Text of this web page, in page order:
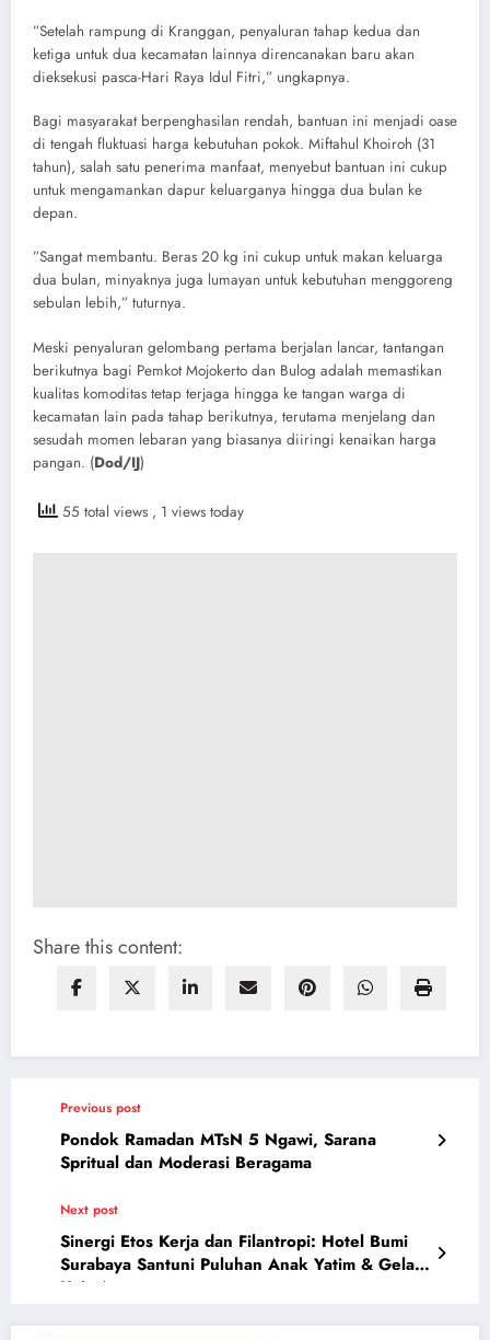
​”Setelah rampung di Kranggan, penyaluran tahap kedua dan
ketiga untuk dua kecamatan lainnya direncanakan baru akan
dieksekusi pasca-Hari Raya Idul Fitri,” ungkapnya.
​Bagi masyarakat berpenghasilan rendah, bantuan ini menjadi oase
di tengah fluktuasi harga kebutuhan pokok. Miftahul Khoiroh (31
tahun), salah satu penerima manfaat, menyebut bantuan ini cukup
untuk mengamankan dapur keluarganya hingga dua bulan ke
depan.
​”Sangat membantu. Beras 20 kg ini cukup untuk makan keluarga
dua bulan, minyaknya juga lumayan untuk kebutuhan menggoreng
sebulan lebih,” tuturnya.
​Meski penyaluran gelombang pertama berjalan lancar, tantangan
berikutnya bagi Pemkot Mojokerto dan Bulog adalah memastikan
kualitas komoditas tetap terjaga hingga ke tangan warga di
kecamatan lain pada tahap berikutnya, terutama menjelang dan
sesudah momen lebaran yang biasanya diiringi kenaikan harga
pangan. (Dod/IJ)
55 total views , 1 views today
Share this content:
Previous post
Pondok Ramadan MTsN 5 Ngawi, Sarana
Spritual dan Moderasi Beragama
Next post
Sinergi Etos Kerja dan Filantropi: Hotel Bumi
Surabaya Santuni Puluhan Anak Yatim & Gelar
Kuis Agama